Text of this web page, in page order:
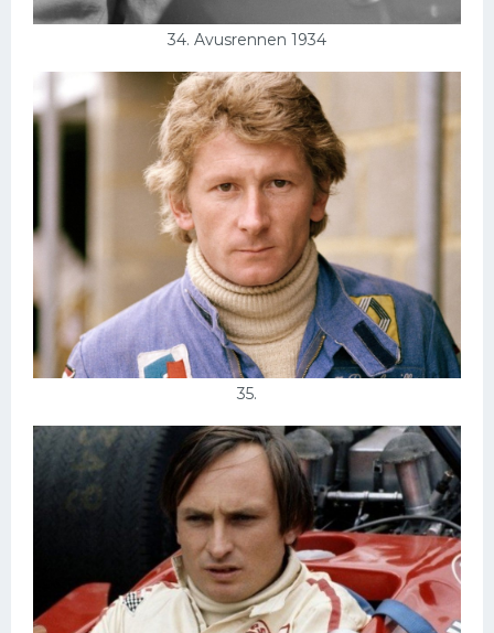
34. Avusrennen 1934
35.